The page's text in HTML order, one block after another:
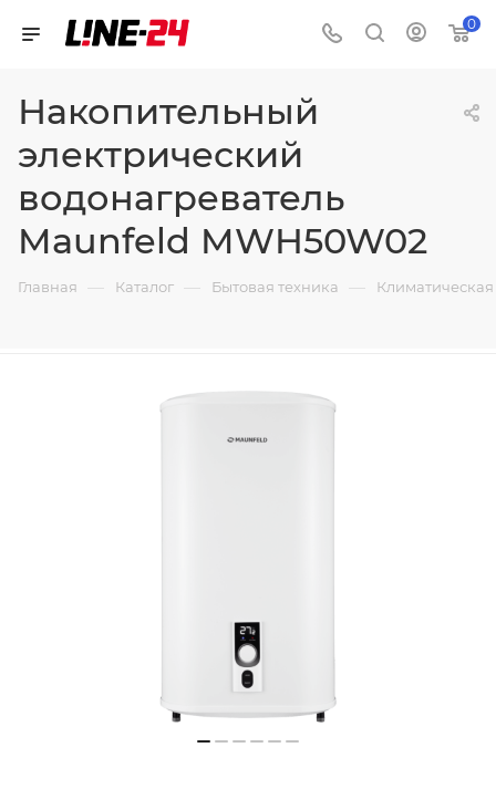
0
Накопительный
электрический
водонагреватель
Maunfeld MWH50W02
Главная — Каталог — Бытовая техника —